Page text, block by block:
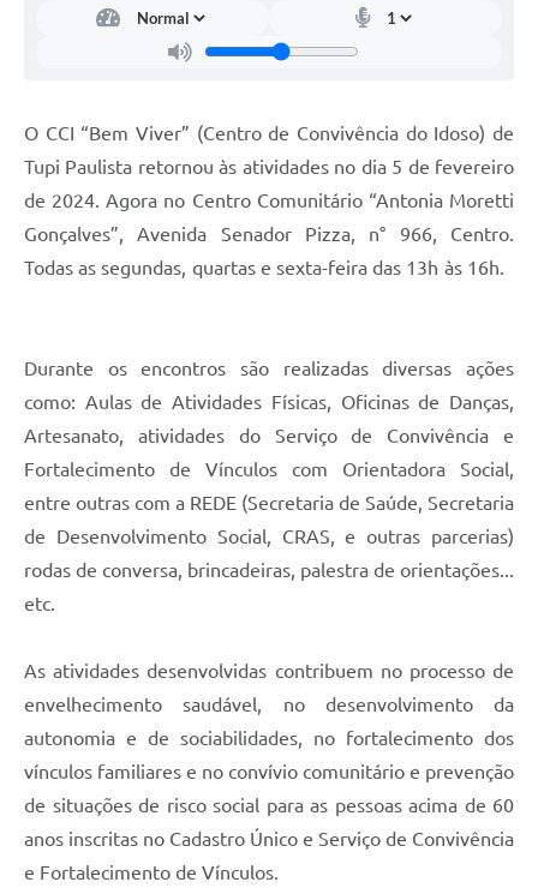
O CCI “Bem Viver” (Centro de Convivência do Idoso) de
Tupi Paulista retornou às atividades no dia 5 de fevereiro
de 2024. Agora no Centro Comunitário “Antonia Moretti
Gonçalves”, Avenida Senador Pizza, n° 966, Centro.
Todas as segundas, quartas e sexta-feira das 13h às 16h.
Durante os encontros são realizadas diversas ações
como: Aulas de Atividades Físicas, Oficinas de Danças,
Artesanato, atividades do Serviço de Convivência e
Fortalecimento de Vínculos com Orientadora Social,
entre outras com a REDE (Secretaria de Saúde, Secretaria
de Desenvolvimento Social, CRAS, e outras parcerias)
rodas de conversa, brincadeiras, palestra de orientações...
etc.
As atividades desenvolvidas contribuem no processo de
envelhecimento saudável, no desenvolvimento da
autonomia e de sociabilidades, no fortalecimento dos
vínculos familiares e no convívio comunitário e prevenção
de situações de risco social para as pessoas acima de 60
anos inscritas no Cadastro Único e Serviço de Convivência
e Fortalecimento de Vínculos.